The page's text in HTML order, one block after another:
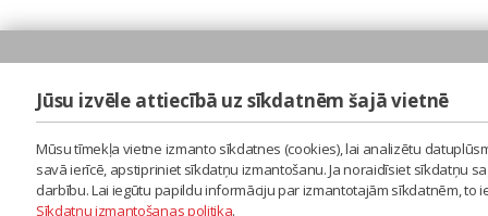
Jūsu izvēle attiecībā uz sīkdatnēm šajā vietnē
Mūsu tīmekļa vietne izmanto sīkdatnes (cookies), lai analizētu
savā ierīcē, apstipriniet sīkdatņu izmantošanu. Ja noraidīsiet sīkdatņu
darbību. Lai iegūtu papildu informāciju par izmantotajām sīkdatnēm,
Sīkdatņu izmantošanas politika.